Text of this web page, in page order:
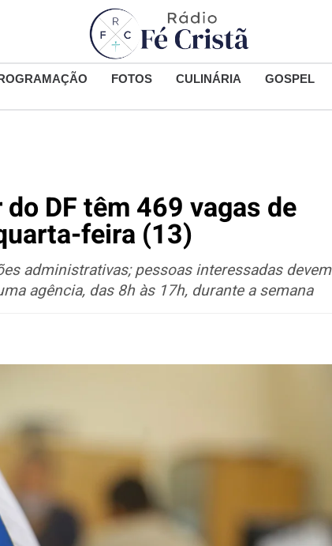
FOTOS CULINÁRIA GOSPEL
DF têm 469 vagas de
feira (13)
administrativas; pessoas interessadas devem
agência, das 8h às 17h, durante a semana